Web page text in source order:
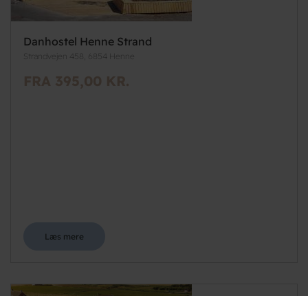
Danhostel Henne Strand
Strandvejen 458, 6854 Henne
FRA 395,00 KR.
Læs mere